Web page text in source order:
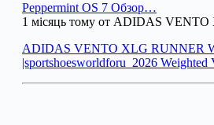
Peppermint OS 7 Обзор…
1 місяць тому от ADIDAS
ADIDAS VENTO XLG RUNNER
|sportshoesworldforu_2026